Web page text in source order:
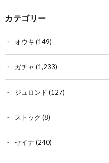
カテゴリー
オウキ (149)
ガチャ (1,233)
ジュロンド (127)
ストック (8)
セイナ (240)